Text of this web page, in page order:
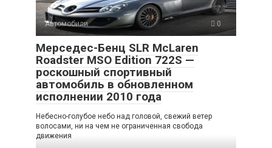
Автомобили 0
Мерседес-Бенц SLR McLaren
Roadster MSO Edition 722S —
роскошный спортивный
автомобиль в обновленном
исполнении 2010 года
Небесно-голубое небо над головой, свежий ветер
волосами, ни на чем не ограниченная свобода
движения